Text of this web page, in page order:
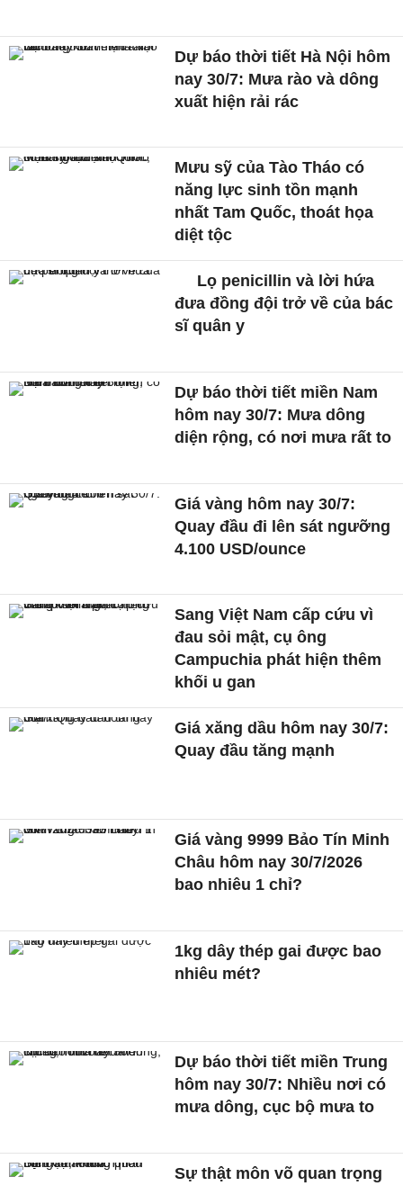
Dự báo thời tiết Hà Nội hôm
nay 30/7: Mưa rào và dông
xuất hiện rải rác
Mưu sỹ của Tào Tháo có
năng lực sinh tồn mạnh
nhất Tam Quốc, thoát họa
diệt tộc
Lọ penicillin và lời hứa
đưa đồng đội trở về của bác
sĩ quân y
Dự báo thời tiết miền Nam
hôm nay 30/7: Mưa dông
diện rộng, có nơi mưa rất to
Giá vàng hôm nay 30/7:
Quay đầu đi lên sát ngưỡng
4.100 USD/ounce
Sang Việt Nam cấp cứu vì
đau sỏi mật, cụ ông
Campuchia phát hiện thêm
khối u gan
Giá xăng dầu hôm nay 30/7:
Quay đầu tăng mạnh
Giá vàng 9999 Bảo Tín Minh
Châu hôm nay 30/7/2026
bao nhiêu 1 chỉ?
1kg dây thép gai được bao
nhiêu mét?
Dự báo thời tiết miền Trung
hôm nay 30/7: Nhiều nơi có
mưa dông, cục bộ mưa to
Sự thật môn võ quan trọng